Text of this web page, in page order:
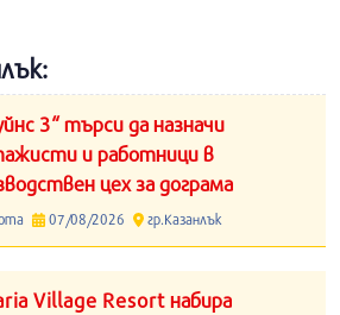
3“ търси да назначи
и работници в
цех за дограма
07/08/2026 гр.Казанлък
Village Resort набира